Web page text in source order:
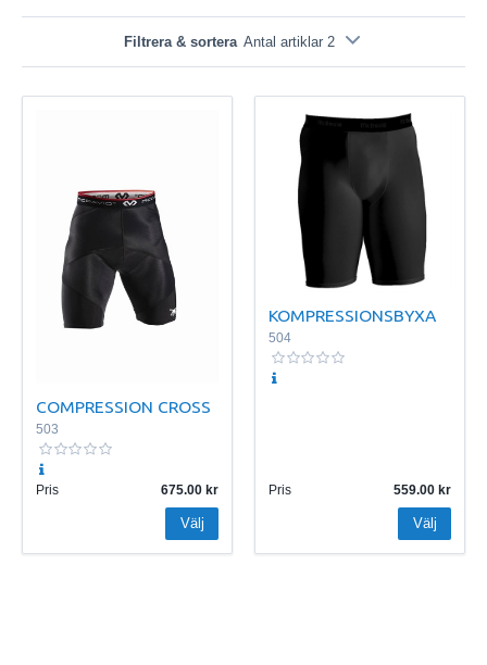
Filtrera & sortera Antal artiklar 2
COMPRESSION CROSS
503
Pris 675.00
Välj
KOMPRESSIONSBYXA
504
Pris 559.00
Välj